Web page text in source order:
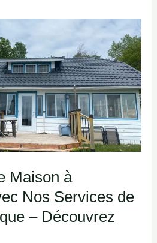
Maison à
Nos Services de
– Découvrez